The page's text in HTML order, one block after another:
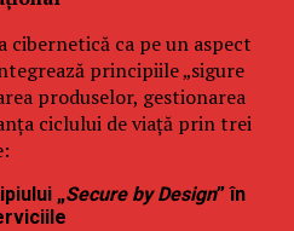
ca pe un aspect
principiile „sigure
produselor, gestionarea
ciclului de viață prin trei
„Secure by Design” în